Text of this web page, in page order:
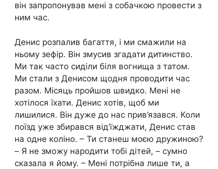
він запропонував мені з собачкою провести з
ним час.
Денис розпалив багаття, і ми смажили на
ньому зефір. Він змyсив згадати дитинство.
Ми так часто сиділи біля вогнища з татом.
Ми стали з Денисом щодня проводити час
разом. Місяць пройшов швидко. Мені не
хотілося їхати. Денис хотів, щоб ми
лишилися. Він дуже до нас прив’язався. Коли
поїзд уже збирався від’їжджати, Денис став
на одне коліно. – Ти станеш моєю дружиною?
– Я не зможу нapодити тобі дітей, – сумно
сказала я йому. – Мені потрібна лише ти, а